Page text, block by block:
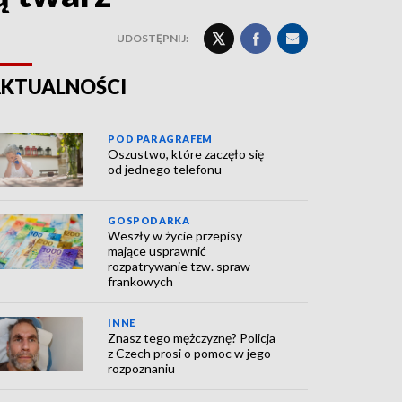
UDOSTĘPNIJ:
POD PARAGRAFEM
Oszustwo, które zaczęło się
od jednego telefonu
GOSPODARKA
Weszły w życie przepisy
mające usprawnić
rozpatrywanie tzw. spraw
frankowych
INNE
Znasz tego mężczyznę? Policja
z Czech prosi o pomoc w jego
rozpoznaniu